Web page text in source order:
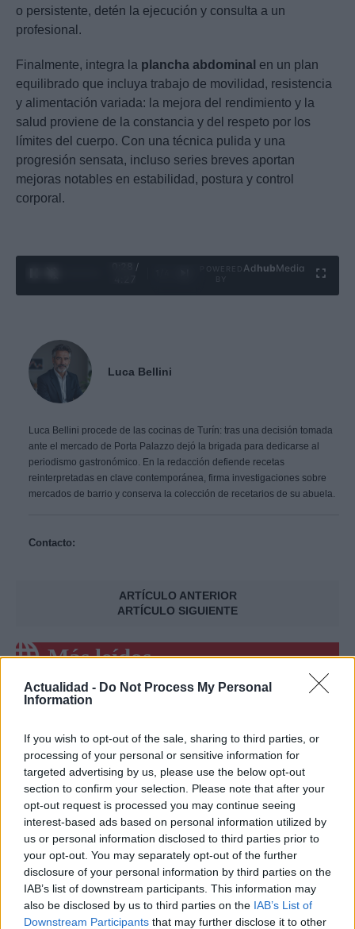
Actualidad - Do Not Process My Personal
Information
If you wish to opt-out of the sale, sharing to third parties, or
processing of your personal or sensitive information for
targeted advertising by us, please use the below opt-out
section to confirm your selection. Please note that after your
opt-out request is processed you may continue seeing
interest-based ads based on personal information utilized by
us or personal information disclosed to third parties prior to
your opt-out. You may separately opt-out of the further
disclosure of your personal information by third parties on the
IAB’s list of downstream participants. This information may
also be disclosed by us to third parties on the IAB’s List of
Downstream Participants that may further disclose it to other
o persistente, detén la ejecución y consulta a un
profesional.
Finalmente, integra la plancha abdominal en un plan
equilibrado que incluya trabajo de movilidad, resistencia
y alimentación variada: la mejora del rendimiento y la
salud proviene de la constancia y del respeto por los
límites del cuerpo. Con una técnica pulida y una
progresión sensata, incluso series breves aportan
mejoras notables en estabilidad, postura y control
corporal.
0:29 /
Ad hubMedia
Luca Bellini
Luca Bellini procede de las cocinas de Turín: tras una decisión tomada
ante el mercado de Porta Palazzo dejó la brigada para dedicarse al
periodismo gastronómico. En la redacción defiende recetas
reinterpretadas en clave contemporánea, firma investigaciones sobre
mercados de barrio y conserva la colección de recetarios de su abuela.
Contacto:
ARTÍCULO ANTERIOR
ARTÍCULO SIGUIENTE
Más leídos
SALUD Y BIENESTAR
Crianza tradicional para una infancia más
autónoma